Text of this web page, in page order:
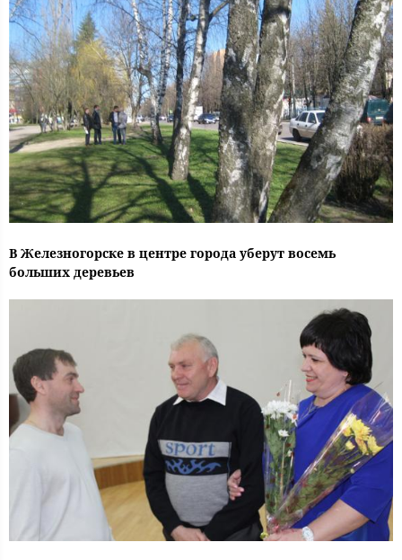
В Железногорске в центре города уберут восемь
больших деревьев